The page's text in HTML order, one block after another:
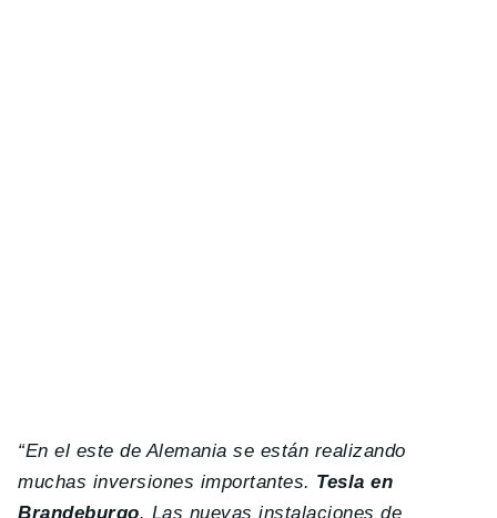
“En el este de Alemania se están realizando
muchas inversiones importantes. Tesla en
Brandeburgo. Las nuevas instalaciones de